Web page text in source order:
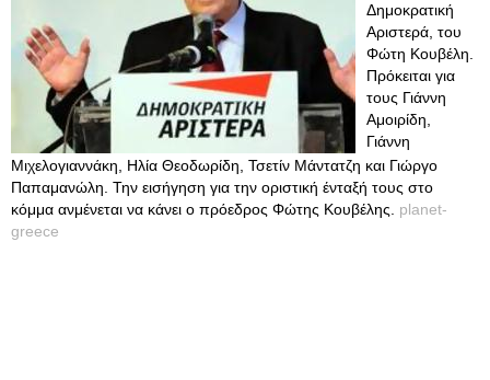
Δημοκρατική
Αριστερά, του
Φώτη Κουβέλη.
Πρόκειται για
τους Γιάννη
Αμοιρίδη,
Γιάννη
Μιχελογιαννάκη, Ηλία Θεοδωρίδη, Τσετίν Μάντατζη και Γιώργο
Παπαμανώλη. Την εισήγηση για την οριστική ένταξή τους στο
κόμμα ανμένεται να κάνει ο πρόεδρος Φώτης Κουβέλης. planet-
greece